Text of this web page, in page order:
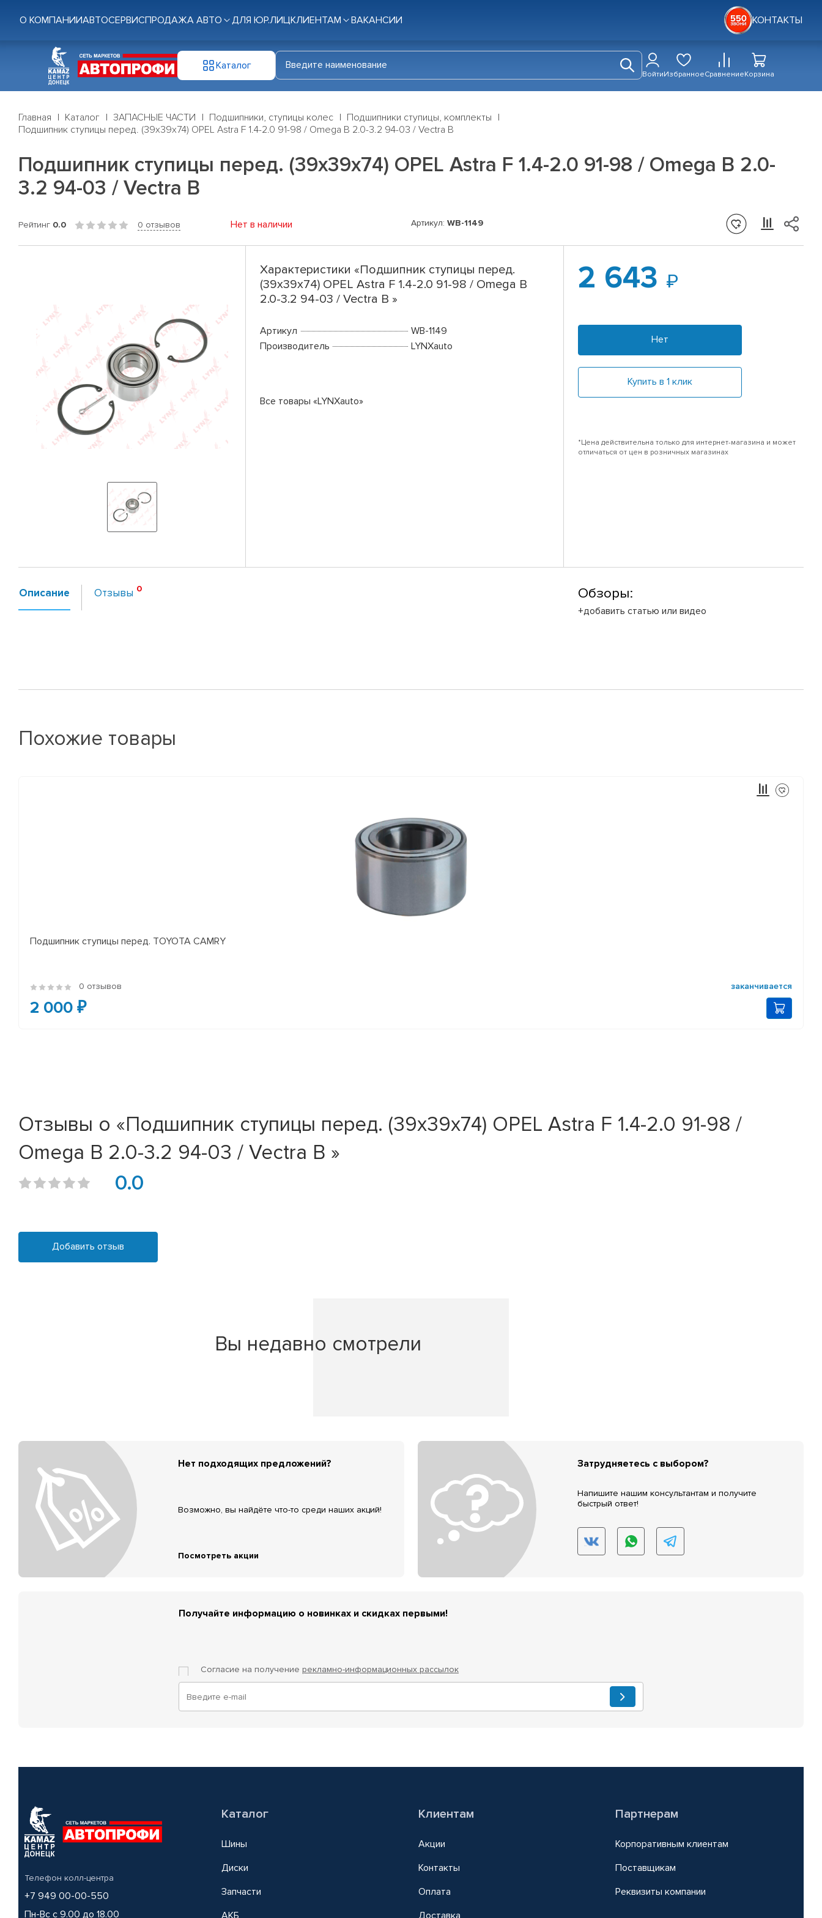
О КОМПАНИИАВТОСЕРВИСПРОДАЖА АВТО ДЛЯ ЮР.ЛИЦКЛИЕНТАМ ВАКАНСИИ КОНТАКТЫ
Каталог
ВойтиИзбранноеСравнениеКорзина
Главная Каталог ЗАПАСНЫЕ ЧАСТИ Подшипники, ступицы колес
Подшипники ступицы, комплекты
Подшипник ступицы перед. (39x39x74) OPEL Astra F 1.4-2.0 91-98 / Omega B 2.0-3.2 94-03 / Vectra B
Подшипник ступицы перед. (39x39x74) OPEL Astra F 1.4-2.0 91-98 / Omega B 2.0-
3.2 94-03 / Vectra B
Рейтинг 0.0 0 отзывов Нет в наличии Артикул: WB-1149
Характеристики «Подшипник ступицы перед.
(39x39x74) OPEL Astra F 1.4-2.0 91-98 / Omega B
2.0-3.2 94-03 / Vectra B »
Артикул
WB-1149
Производитель
LYNXauto
Все товары «LYNXauto»
2 643
Нет
Купить в 1 клик
*Цена действительна только для интернет-магазина и может
отличаться от цен в розничных магазинах
Описание Отзывы Обзоры:
+добавить статью или видео
Похожие товары
Подшипник ступицы перед. TOYOTA CAMRY
0 отзывов заканчивается
2 000 ₽
Отзывы о «Подшипник ступицы перед. (39x39x74) OPEL Astra F 1.4-2.0 91-98 /
Omega B 2.0-3.2 94-03 / Vectra B »
0.0
Добавить отзыв
Вы недавно смотрели
Нет подходящих предложений?
Возможно, вы найдёте что-то среди наших акций!
Посмотреть акции
Затрудняетесь с выбором?
Напишите нашим консультантам и получите
быстрый ответ!
Получайте информацию о новинках и скидках первыми!
Согласие на получение рекламно-информационных рассылок
Телефон колл-центра
+7 949 00-00-550
Пн-Вс с 9.00 до 18.00
Каталог
Шины
Диски
Запчасти
АКБ
Клиентам
Акции
Контакты
Оплата
Доставка
Партнерам
Корпоративным клиентам
Поставщикам
Реквизиты компании